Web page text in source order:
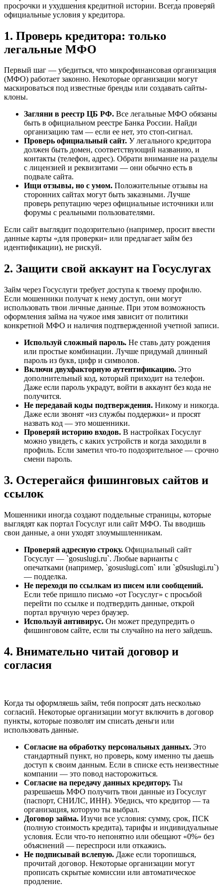
просрочки и ухудшения кредитной истории. Всегда проверяй
официальные условия у кредитора.
1. Проверь кредитора: только
легальные МФО
Первый шаг — убедиться, что микрофинансовая организация
(МФО) работает законно. Некоторые организации могут
маскироваться под известные бренды или создавать сайты-
клоны.
Загляни в реестр ЦБ РФ. Все легальные МФО обязаны
быть в официальном реестре Банка России. Найди
организацию там — если ее нет, это стоп-сигнал.
Проверь официальный сайт. У легального кредитора
должен быть домен, соответствующий названию, и
контакты (телефон, адрес). Обрати внимание на разделы
с лицензией и реквизитами — они обычно есть в
подвале сайта.
Ищи отзывы, но с умом. Положительные отзывы на
сторонних сайтах могут быть заказными. Лучше
проверь репутацию через официальные источники или
форумы с реальными пользователями.
Если сайт выглядит подозрительно (например, просит ввести
данные карты «для проверки» или предлагает займ без
идентификации), не рискуй.
2. Защити свой аккаунт на Госуслугах
Займ через Госуслуги требует доступа к твоему профилю.
Если мошенники получат к нему доступ, они могут
использовать твои личные данные. При этом возможность
оформления займа на чужое имя зависит от политики
конкретной МФО и наличия подтвержденной учетной записи.
Используй сложный пароль. Не ставь дату рождения
или простые комбинации. Лучше придумай длинный
пароль из букв, цифр и символов.
Включи двухфакторную аутентификацию. Это
дополнительный код, который приходит на телефон.
Даже если пароль украдут, войти в аккаунт без кода не
получится.
Не передавай коды подтверждения. Никому и никогда.
Даже если звонят «из службы поддержки» и просят
назвать код — это мошенники.
Проверяй историю входов. В настройках Госуслуг
можно увидеть, с каких устройств и когда заходили в
профиль. Если заметил что-то подозрительное — срочно
смени пароль.
3. Остерегайся фишинговых сайтов и
ссылок
Мошенники иногда создают поддельные страницы, которые
выглядят как портал Госуслуг или сайт МФО. Ты вводишь
свои данные, а они уходят злоумышленникам.
Проверяй адресную строку. Официальный сайт
Госуслуг — `gosuslugi.ru`. Любые варианты с
опечатками (например, `gosuslugi.com` или `g0suslugi.ru`)
— подделка.
Не переходи по ссылкам из писем или сообщений.
Если тебе пришло письмо «от Госуслуг» с просьбой
перейти по ссылке и подтвердить данные, открой
портал вручную через браузер.
Используй антивирус. Он может предупредить о
фишинговом сайте, если ты случайно на него зайдешь.
4. Внимательно читай договор и
согласия
Когда ты оформляешь займ, тебя попросят дать несколько
согласий. Некоторые организации могут включить в договор
пункты, которые позволят им списать деньги или
использовать данные.
Согласие на обработку персональных данных. Это
стандартный пункт, но проверь, кому именно ты даешь
доступ к своим данным. Если в списке есть неизвестные
компании — это повод насторожиться.
Согласие на передачу данных кредитору. Ты
разрешаешь МФО получить твои данные из Госуслуг
(паспорт, СНИЛС, ИНН). Убедись, что кредитор — та
организация, которую ты выбрал.
Договор займа. Изучи все условия: сумму, срок, ПСК
(полную стоимость кредита), тарифы и индивидуальные
условия. Если что-то непонятно или обещают «0%» без
объяснений — переспроси или откажись.
Не подписывай вслепую. Даже если торопишься,
прочитай договор. Некоторые организации могут
прописать скрытые комиссии или автоматическое
продление.